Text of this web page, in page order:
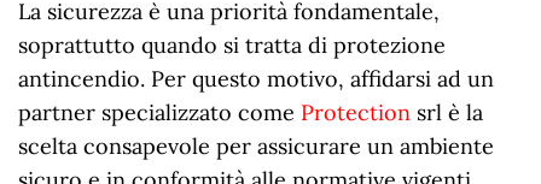
La sicurezza è una priorità fondamentale,
soprattutto quando si tratta di protezione
antincendio. Per questo motivo, affidarsi ad un
partner specializzato come Protection srl è la
scelta consapevole per assicurare un ambiente